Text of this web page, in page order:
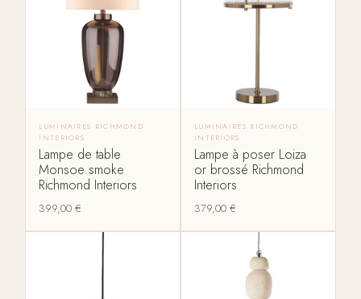
LUMINAIRES RICHMOND
INTERIORS
Lampe de table
Monsoe smoke
Richmond Interiors
399,00€
LUMINAIRES RICHMOND
INTERIORS
Lampe à poser Loiza
or brossé Richmond
Interiors
379,00 €